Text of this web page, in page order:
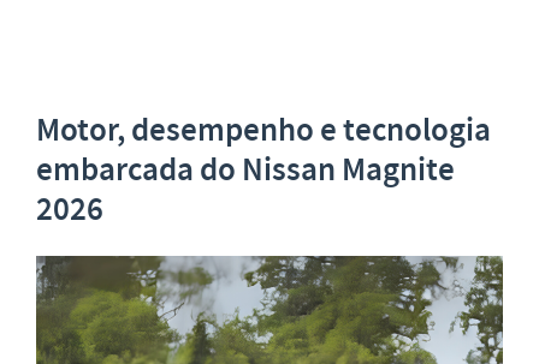
Motor, desempenho e tecnologia
embarcada do Nissan Magnite
2026